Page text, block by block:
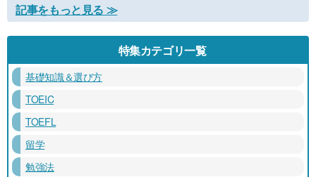
記事をもっと見る ≫
特集カテゴリ一覧
基礎知識＆選び方
TOEIC
TOEFL
留学
勉強法